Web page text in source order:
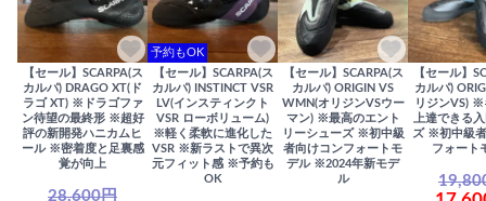
【セール】SCARPA(ス
カルパ) DRAGO XT(ド
ラゴ XT) ※ドラゴファ
ン待望の最終形 ※超好
評の新開発ハニカムヒ
ール ※密着度と足裏感
覚が向上
28,600円
予約もOK
【セール】SCARPA(ス
カルパ) INSTINCT VSR
LV(インスティンクト
VSR ローボリューム)
※軽く柔軟に進化した
VSR ※新ラストで異次
元フィット感 ※予約も
OK
【セール】SCARPA(ス
カルパ) ORIGIN VS
WMN(オリジンVSウー
マン) ※最高のエント
リーシューズ ※初中級
者向けコンフォートモ
デル ※2024年新モデ
ル
【セール】
カルパ)
リジンVS) ※
上達できる
ズ ※初中級
フォート